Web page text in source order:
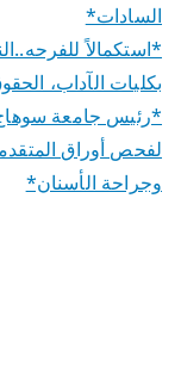
السادات*
بكليات الآداب،
*رئيس جامعة
لفحص أوراق
وجراحة الأسنان*